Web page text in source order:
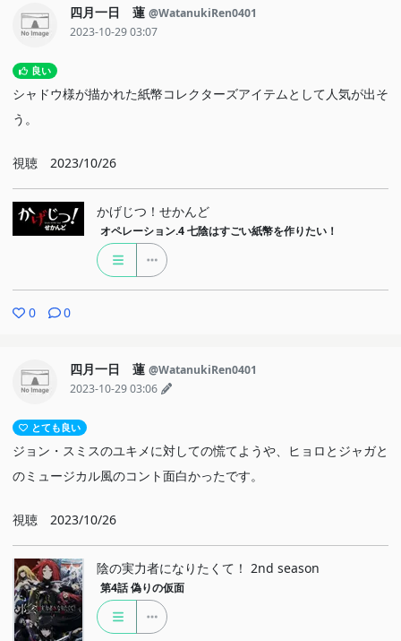
四月一日 蓮 @WatanukiRen0401
2023-10-29 03:07
良い
シャドウ様が描かれた紙幣コレクターズアイテムとして人気が出そ
う。
視聴 2023/10/26
かげじつ！せかんど
オペレーション.4 七陰はすごい紙幣を作りたい！
0 0
四月一日 蓮 @WatanukiRen0401
2023-10-29 03:06
とても良い
ジョン・スミスのユキメに対しての慌てようや、ヒョロとジャガと
のミュージカル風のコント面白かったです。
視聴 2023/10/26
陰の実力者になりたくて！ 2nd season
第4話 偽りの仮面